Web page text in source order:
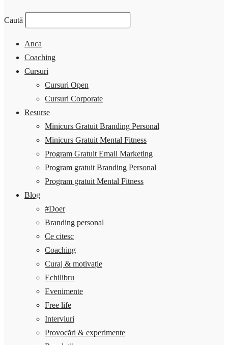
Caută
Anca
Coaching
Cursuri
Cursuri Open
Cursuri Corporate
Resurse
Minicurs Gratuit Branding Personal
Minicurs Gratuit Mental Fitness
Program Gratuit Email Marketing
Program gratuit Branding Personal
Program gratuit Mental Fitness
Blog
#Doer
Branding personal
Ce citesc
Coaching
Curaj & motivație
Echilibru
Evenimente
Free life
Interviuri
Provocări & experimente